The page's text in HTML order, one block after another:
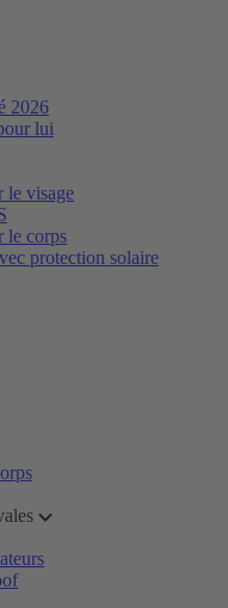
2026
lui
le visage
le corps
protection solaire